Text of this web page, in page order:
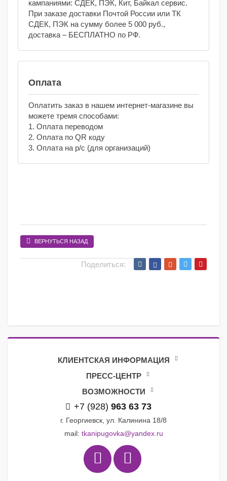
кампаниями: СДЕК, ПЭК, Кит, Байкал сервис.
При заказе доставки Почтой России или ТК
СДЕК, ПЭК на сумму более 5 000 руб.,
доставка – БЕСПЛАТНО по РФ.
Оплата
Оплатить заказ в нашем интернет-магазине вы
можете тремя способами:
1. Оплата переводом
2. Оплата по QR коду
3. Оплата на р/с (для организаций)
ВЕРНУТЬСЯ НАЗАД
Поделиться:
КЛИЕНТСКАЯ ИНФОРМАЦИЯ
ПРЕСС-ЦЕНТР
ВОЗМОЖНОСТИ
+7 (928) 963 63 73
г. Георгиевск, ул. Калинина 18/8
mail: tkanipugovka@yandex.ru